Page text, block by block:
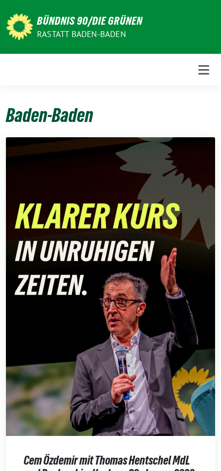
zum
Inhalt
BÜNDNIS 90/DIE GRÜNEN
RASTATT BADEN-BADEN
Baden-Baden
Cem Özdemir mit Thomas Hentschel MdL